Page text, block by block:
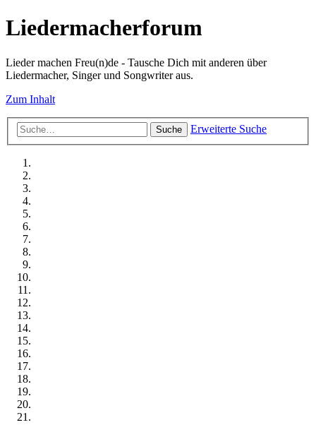
Liedermacherforum
Lieder machen Freu(n)de - Tausche Dich mit anderen über
Liedermacher, Singer und Songwriter aus.
Zum Inhalt
Suche Erweiterte Suche